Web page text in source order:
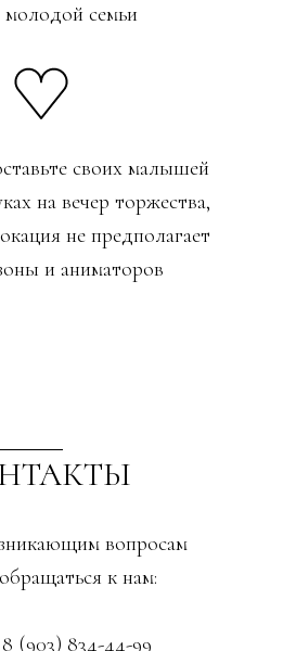
вопросам
к нам:
(903) 834-44-99
своих малышей
на вечер торжества,
не предполагает
и аниматоров
семьи